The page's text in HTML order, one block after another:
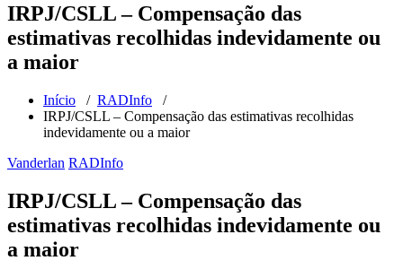
IRPJ/CSLL – Compensação das
estimativas recolhidas indevidamente ou
a maior
Início / RADInfo /
IRPJ/CSLL – Compensação das estimativas recolhidas
indevidamente ou a maior
Vanderlan RADInfo
IRPJ/CSLL – Compensação das
estimativas recolhidas indevidamente ou
a maior